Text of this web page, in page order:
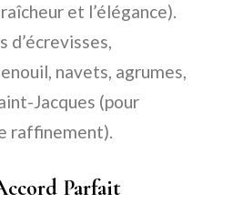
et l’élégance).
d’écrevisses,
navets, agrumes,
Jacques (pour
raffinement).
Parfait